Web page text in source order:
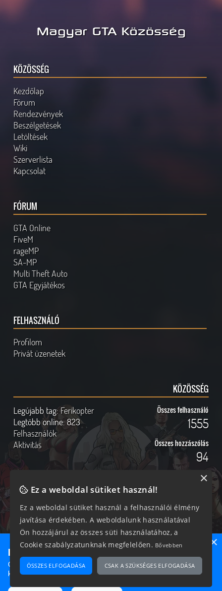
Magyar GTA Közösség
KÖZÖSSÉG
Kezdőlap
Fórum
Rendezvények
Beszélgetések
Letöltések
Wiki
Szerverlista
Kapcsolat
FÓRUM
GTA Online
FiveM
rageMP
SA-MP
Multi Theft Auto
GTA Egyjátékos
FELHASZNÁLÓ
Profilom
Privát üzenetek
KÖZÖSSÉG
Legújabb tag:Ferikopter
Legtöbb online:823
Felhasználók
Aktivitás
Összes felhasználó
1555
Összes hozzászólás
94
Online felhasználók
353 vendég, 0 tag
Kövess Minket!
2026 © Magyar GTA Közösség
Ne maradj le semmiről!
Csatlakozz most hozzánk, hogy megtudd, milyen egy igazi
közösséghez tartozni!
×
Ez a weboldal sütiket használ!
Ez a weboldal sütiket használ a felhasználói élmény
javítása érdekében. A weboldalunk használatával
Ön hozzájárul az összes süti használatához, a
Cookie szabályzatunknak megfelelően. Bővebben
ÖSSZES ELFOGADÁSA CSAK A SZÜKSÉGES ELFOGADÁSA
×